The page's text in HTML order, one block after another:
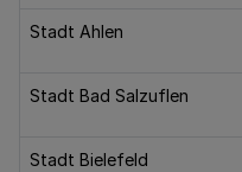
Stadt Ahlen
Stadt Bad Salzuflen
Stadt Bielefeld